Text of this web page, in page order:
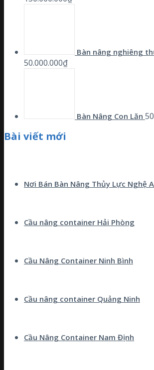
Bàn nâng nghiêng
50.000.000₫
Bàn Nâng Con Lăn
Bài viết mới
Nơi Bán Bàn Nâng Thủy Lực Nghệ
Cầu nâng container Hải Phòng
Cầu Nâng Container Ninh Bình
Cầu nâng container Quảng Ninh
Cầu Nâng Container Nam Định